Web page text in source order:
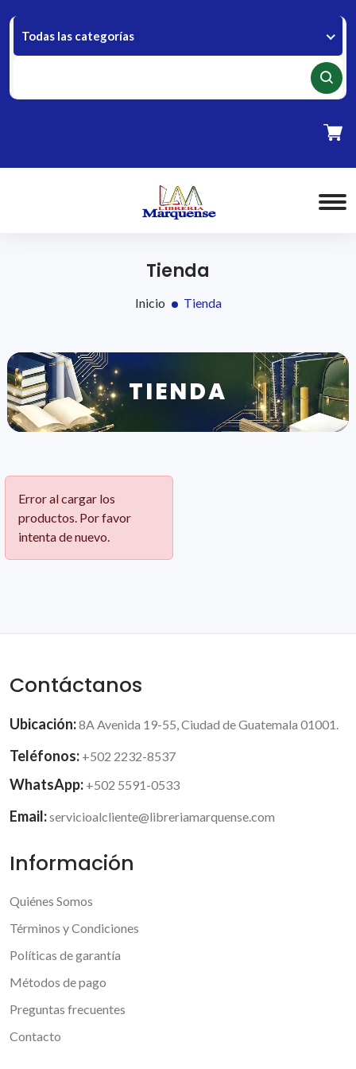
Todas las categorías
Tienda
Inicio Tienda
TIENDA
Error al cargar los
productos. Por favor
intenta de nuevo.
Contáctanos
Ubicación:8A Avenida 19-55, Ciudad de Guatemala 01001.
Teléfonos: +502 2232-8537
WhatsApp: +502 5591-0533
Email:servicioalcliente@libreriamarquense.com
Información
Quiénes Somos
Términos y Condiciones
Políticas de garantía
Métodos de pago
Preguntas frecuentes
Contacto